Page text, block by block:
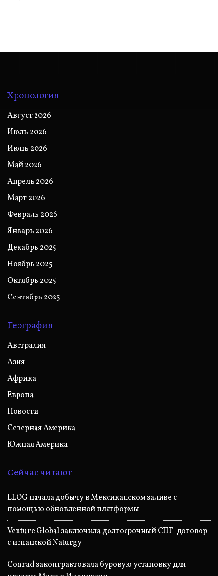
Хронология
Август 2026
Июль 2026
Июнь 2026
Май 2026
Апрель 2026
Март 2026
Февраль 2026
Январь 2026
Декабрь 2025
Ноябрь 2025
Октябрь 2025
Сентябрь 2025
География
Австралия
Азия
Африка
Европа
Новости
Северная Америка
Южная Америка
Сейчас читают
LLOG начала добычу в Мексиканском заливе с
помощью обновленной платформы
Venture Global заключила долгосрочный СПГ-договор
с испанской Naturgy
Conrad законтрактовала буровую установку для